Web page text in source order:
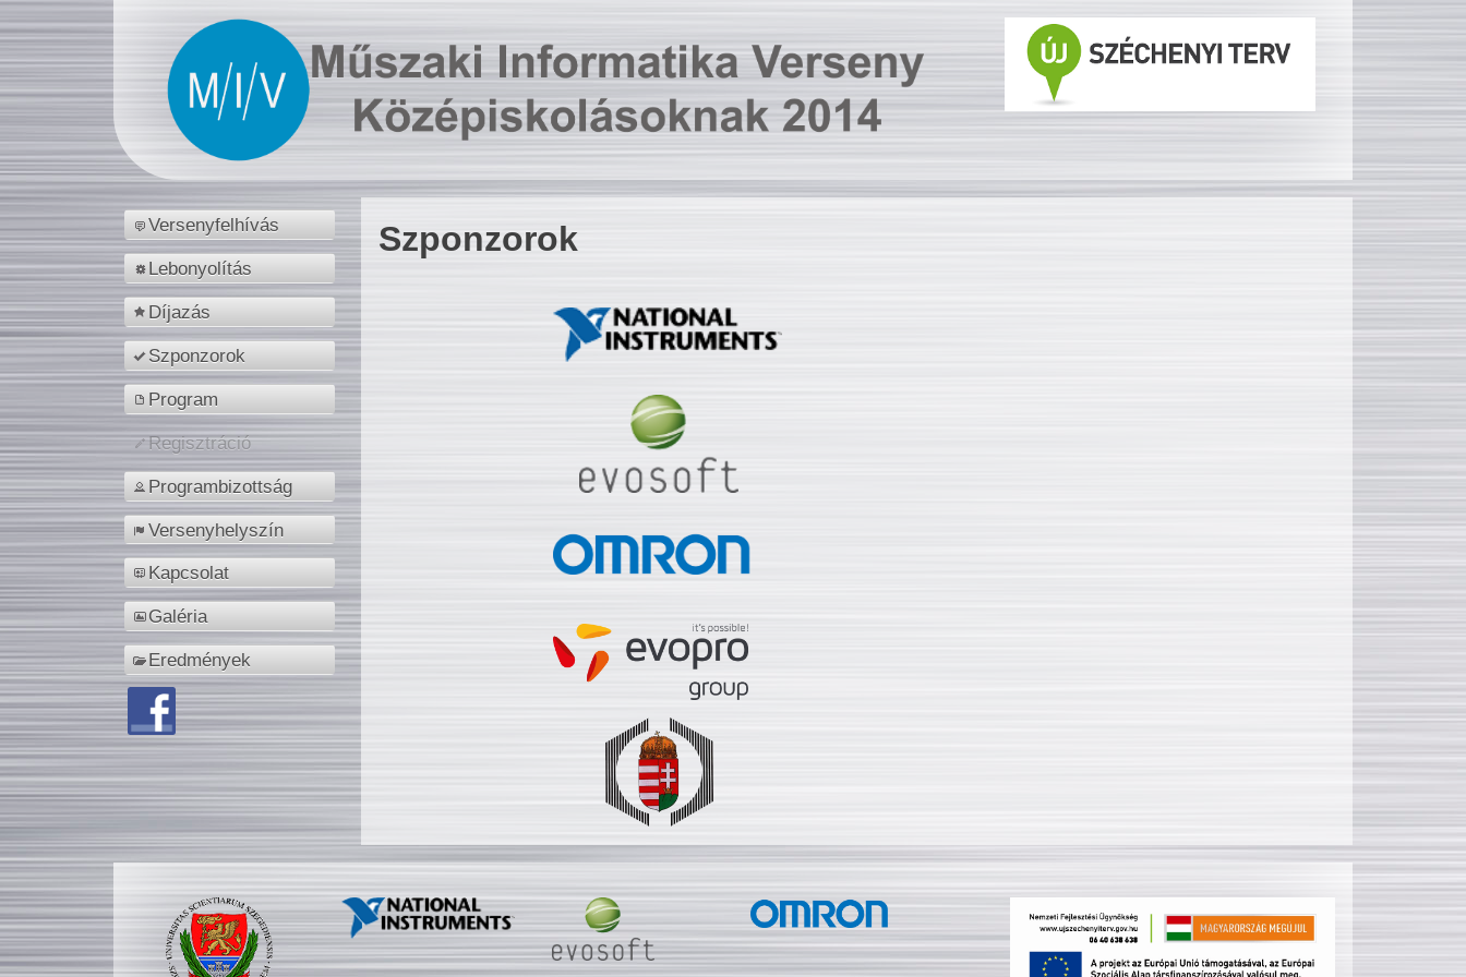
Versenyfelhívás
Lebonyolítás
Díjazás
Szponzorok
Program
Regisztráció
Programbizottság
Versenyhelyszín
Kapcsolat
Galéria
Eredmények
Szponzorok